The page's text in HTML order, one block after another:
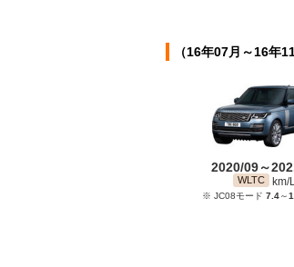
（16年07月～16年
2020/09～
WLTC km/
※ JC08モード 7.4～